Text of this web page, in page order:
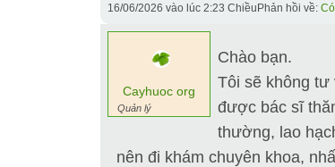
16/06/2026 vào lúc 2:23 ChiềuPhản hồi về:
Cayhuoc org
Quản lý
Chào bạn.
Tôi sẽ không tư
được bác sĩ
thường, lao
nên đi khám chuyên khoa,